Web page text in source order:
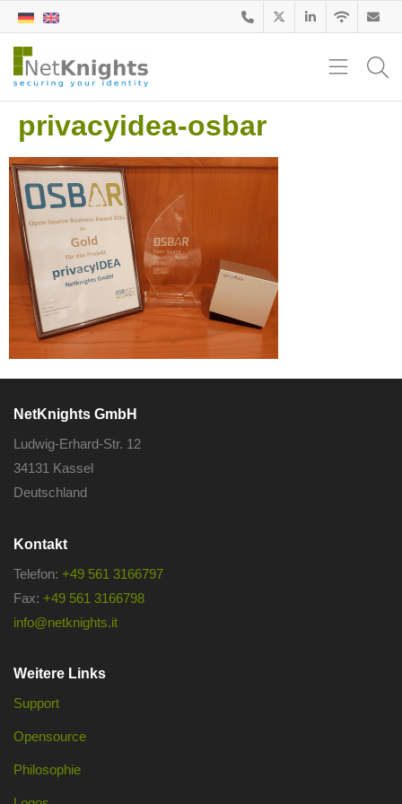
privacyidea-osbar
NetKnights GmbH
Ludwig-Erhard-Str. 12
34131 Kassel
Deutschland
Kontakt
Telefon: +49 561 3166797
Fax: +49 561 3166798
info@netknights.it
Weitere Links
Support
Opensource
Philosophie